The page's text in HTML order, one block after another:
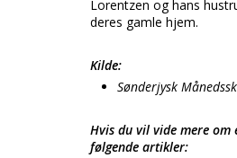
Lorentzen og hans
deres gamle hjem.
Kilde:
Sønderjysk
Hvis du vil vide mere om
følgende artikler: